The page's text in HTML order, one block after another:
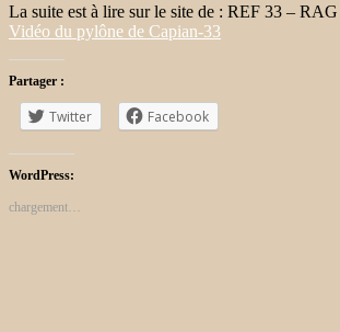
La suite est à lire sur le site de : REF 33 – RAG
Vidéo du pylône de Capian-33
Partager :
Twitter Facebook
WordPress:
chargement…